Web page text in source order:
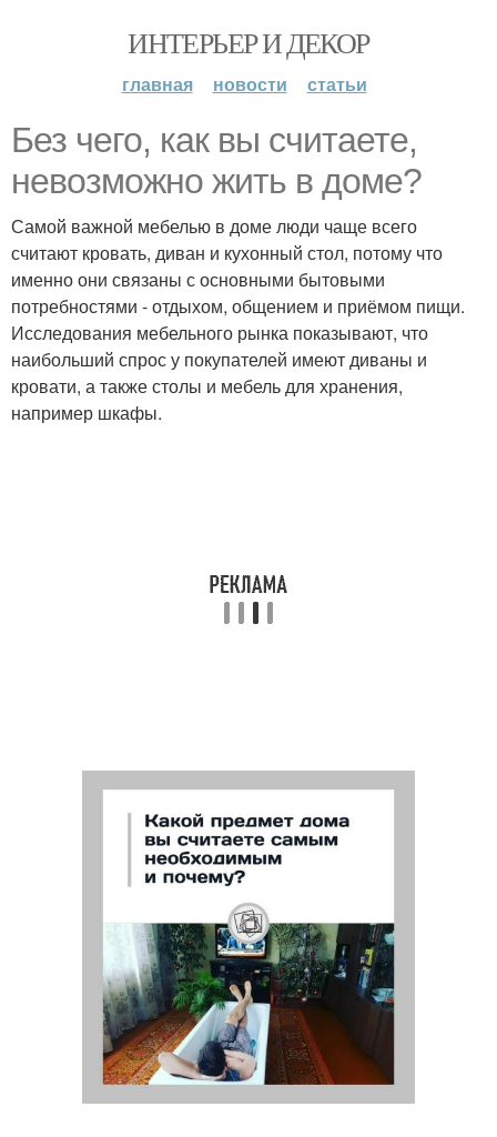
ИНТЕРЬЕР И ДЕКОР
главная новости статьи
Без чего, как вы считаете,
невозможно жить в доме?
Самой важной мебелью в доме люди чаще всего
считают кровать, диван и кухонный стол, потому что
именно они связаны с основными бытовыми
потребностями - отдыхом, общением и приёмом пищи.
Исследования мебельного рынка показывают, что
наибольший спрос у покупателей имеют диваны и
кровати, а также столы и мебель для хранения,
например шкафы.